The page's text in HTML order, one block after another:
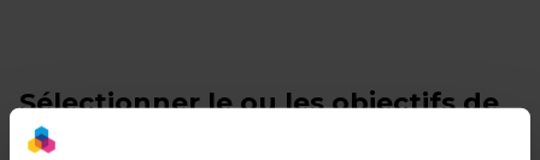
Sélectionner le ou les objectifs de
votre campagne